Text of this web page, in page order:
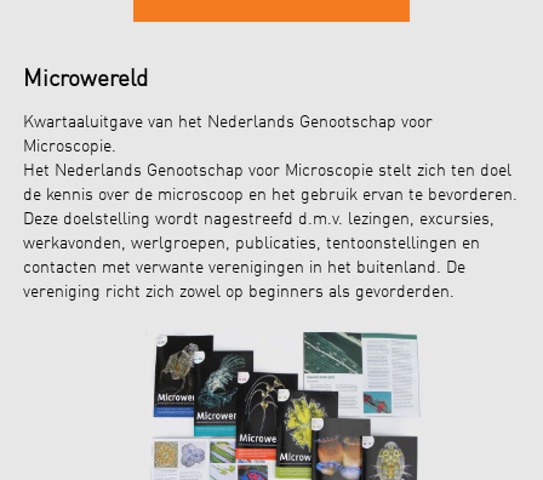
Microwereld
Kwartaaluitgave van het Nederlands Genootschap voor
Microscopie.
Het Nederlands Genootschap voor Microscopie stelt zich ten doel
de kennis over de microscoop en het gebruik ervan te bevorderen.
Deze doelstelling wordt nagestreefd d.m.v. lezingen, excursies,
werkavonden, werlgroepen, publicaties, tentoonstellingen en
contacten met verwante verenigingen in het buitenland. De
vereniging richt zich zowel op beginners als gevorderden.